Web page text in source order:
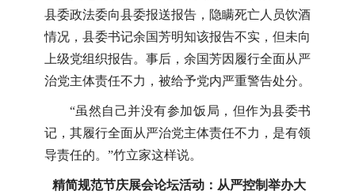
县委政法委向县委报送报告，隐瞒死亡人员饮酒
情况，县委书记余国芳明知该报告不实，但未向
上级党组织报告。事后，余国芳因履行全面从严
治党主体责任不力，被给予党内严重警告处分。
“虽然自己并没有参加饭局，但作为县委书
记，其履行全面从严治党主体责任不力，是有领
导责任的。”竹立家这样说。
精简规范节庆展会论坛活动：从严控制举办大